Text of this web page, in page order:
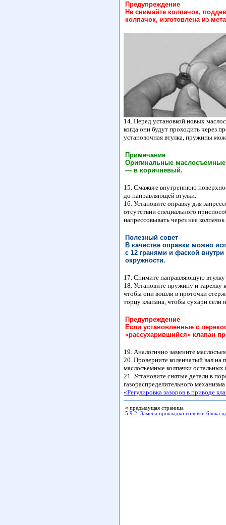
Предупреждение
Не снимайте колпачок,
колпачок, изготовлена из
14. Перед установкой новых
когда они будут проходить через
установочная втулка, пружины
Примечание
Оригинальные
— в коричневый.
15. Смажьте внутреннюю
до направляющей втулки.
16. Установите оправку для
отсутствии специального
напрессовывать через нее
Полезный совет
В качестве оправки можно
с 12 гранями и фаской
окружности.
17. Снимите направляющую втулку
18. Установите пружину и
чтобы они вошли в проточки
торцу клапана, чтобы сухари сели
Предупреждение
Если установленные с
«рассухарившийся» клапан
19. Аналогично замените
20. Проверните коленчатый вал
маслосъемные колпачки остальных
21. Установите снятые детали в
газораспределительного
«Регулировка зазоров в приводе
« предыдущая страница
5.9.2. Замена прокладки головки блока